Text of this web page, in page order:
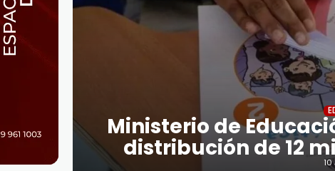
Ministerio de
distribución de 12
10